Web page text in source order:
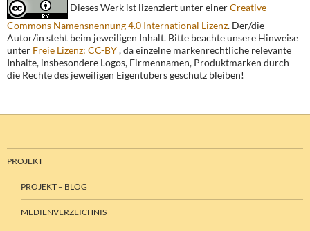
Dieses Werk ist lizenziert unter einerCreative
Commons Namensnennung 4.0 International Lizenz. Der/die
Autor/in steht beim jeweiligen Inhalt. Bitte beachte unsere Hinweise
unter Freie Lizenz: CC-BY, da einzelne markenrechtliche relevante
Inhalte, insbesondere Logos, Firmennamen, Produktmarken durch
die Rechte des jeweiligen Eigentübers geschütz bleiben!
PROJEKT
PROJEKT – BLOG
MEDIENVERZEICHNIS